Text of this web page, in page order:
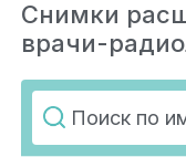
Снимки
врачи-